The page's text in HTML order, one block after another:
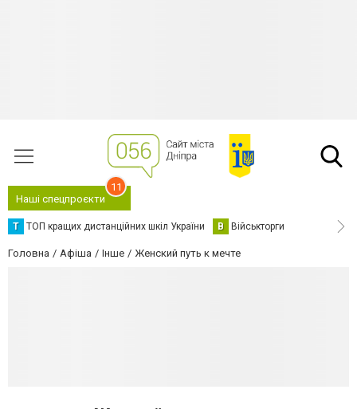
Наші спецпроєкти
11
Т ТОП кращих дистанційних шкіл України В Військторги
Головна Афіша Інше Женский путь к мечте